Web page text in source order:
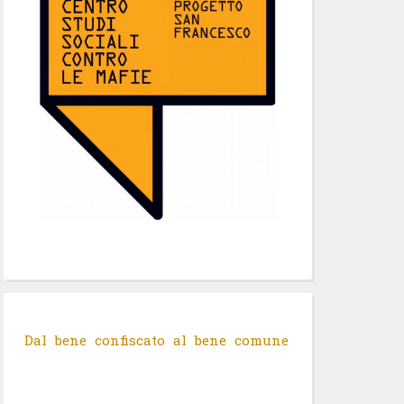
Dal bene confiscato al bene comune